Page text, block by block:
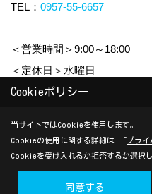
TEL： 0957-55-6657
＜営業時間＞9:00～18:00
＜定休日＞水曜日
Copyright (c) yamauchi-jyuken.
Produced byゴデスクリエイト
Cookieポリシー
当サイトではCookieを使用します。
Cookieの使用に関する詳細は 「プライ
Cookieを受け入れるか拒否するか選択
同意する